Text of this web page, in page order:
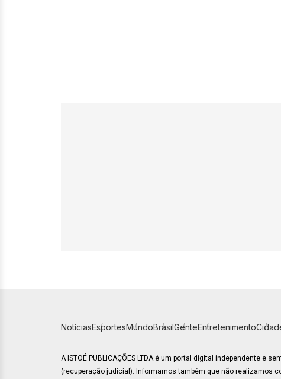
NotíciasEsportesMundoBrasilGenteEntretenimento
A ISTOÉ PUBLICAÇÕES LTDA é um portal digital independente e
(recuperação judicial). Informamos também que não realizamos